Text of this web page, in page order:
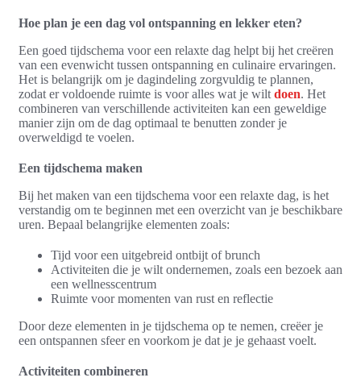
Hoe plan je een dag vol ontspanning en lekker eten?
Een goed tijdschema voor een relaxte dag helpt bij het creëren
van een evenwicht tussen ontspanning en culinaire ervaringen.
Het is belangrijk om je dagindeling zorgvuldig te plannen,
zodat er voldoende ruimte is voor alles wat je wilt doen. Het
combineren van verschillende activiteiten kan een geweldige
manier zijn om de dag optimaal te benutten zonder je
overweldigd te voelen.
Een tijdschema maken
Bij het maken van een tijdschema voor een relaxte dag, is het
verstandig om te beginnen met een overzicht van je beschikbare
uren. Bepaal belangrijke elementen zoals:
Tijd voor een uitgebreid ontbijt of brunch
Activiteiten die je wilt ondernemen, zoals een bezoek aan
een wellnesscentrum
Ruimte voor momenten van rust en reflectie
Door deze elementen in je tijdschema op te nemen, creëer je
een ontspannen sfeer en voorkom je dat je je gehaast voelt.
Activiteiten combineren